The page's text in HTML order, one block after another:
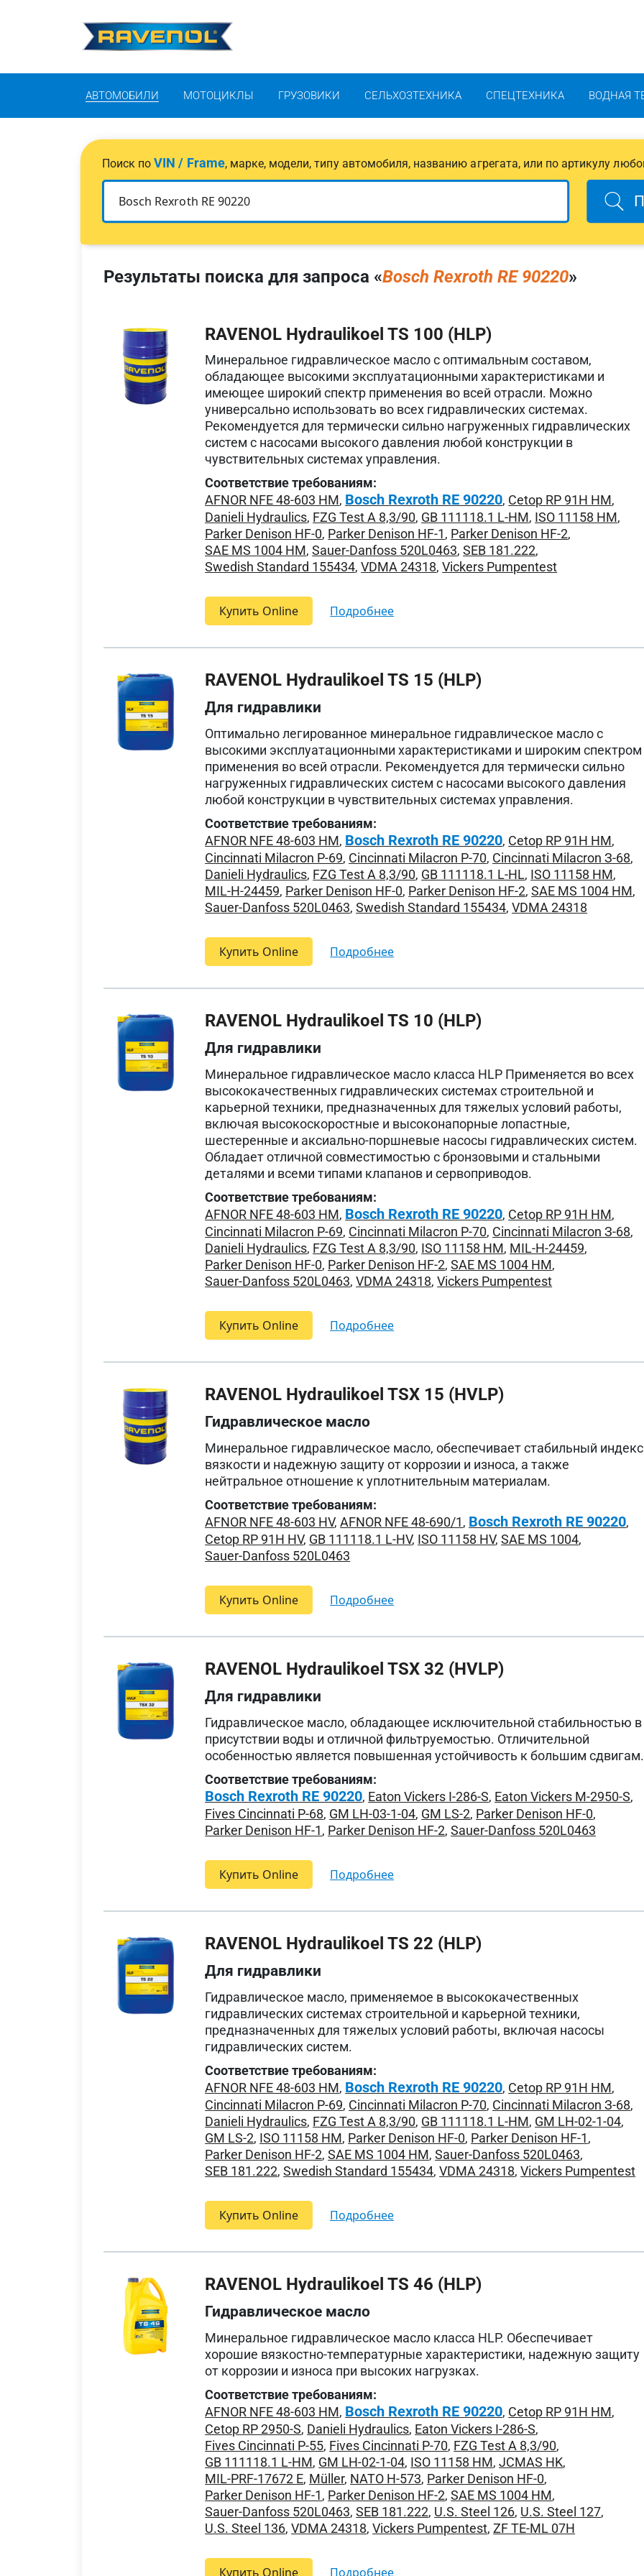
АВТОМОБИЛИ МОТОЦИКЛЫ ГРУЗОВИКИ СЕЛЬХОЗТЕХНИКА СПЕЦТЕХНИКА ВОДНАЯ
Поиск поVIN / Frame, марке, модели, типу автомобиля, названию агрегата, или по артикулу
Результаты поиска для запроса «Bosch Rexroth RE 90220»
RAVENOL Hydraulikoel TS 100 (HLP)
Минеральное гидравлическое масло с оптимальным составом,
обладающее высокими эксплуатационными характеристиками и
имеющее широкий спектр применения во всей отрасли. Можно
универсально использовать во всех гидравлических системах.
Рекомендуется для термически сильно нагруженных гидравлических
систем с насосами высокого давления любой конструкции в
чувствительных системах управления.
Соответствие требованиям:
AFNOR NFE 48-603 HM, Bosch Rexroth RE 90220, Cetop RP 91H HM,
Danieli Hydraulics, FZG Test A 8,3/90, GB 111118.1 L-HM, ISO 11158 HM,
Parker Denison HF-0, Parker Denison HF-1, Parker Denison HF-2,
SAE MS 1004 HM,Sauer-Danfoss 520L0463,SEB 181.222,
Swedish Standard 155434,VDMA 24318,Vickers Pumpentest
Купить Online подробнее
RAVENOL Hydraulikoel TS 15 (HLP)
Для гидравлики
Оптимально легированное минеральное гидравлическое масло с
высокими эксплуатационными характеристиками и широким спектром
применения во всей отрасли. Рекомендуется для термически сильно
нагруженных гидравлических систем с насосами высокого давления
любой конструкции в чувствительных системах управления.
Соответствие требованиям:
AFNOR NFE 48-603 HM, Bosch Rexroth RE 90220, Cetop RP 91H HM,
Cincinnati Milacron P-69, Cincinnati Milacron P-70, Cincinnati Milacron З-68,
Danieli Hydraulics, FZG Test A 8,3/90, GB 111118.1 L-HL, ISO 11158 HM,
MIL-H-24459, Parker Denison HF-0, Parker Denison HF-2,SAE MS 1004 HM,
Sauer-Danfoss 520L0463,Swedish Standard 155434,VDMA 24318
Купить Online подробнее
RAVENOL Hydraulikoel TS 10 (HLP)
Для гидравлики
Минеральное гидравлическое масло класса HLP Применяется во всех
высококачественных гидравлических системах строительной и
карьерной техники, предназначенных для тяжелых условий работы,
включая высокоскоростные и высоконапорные лопастные,
шестеренные и аксиально-поршневые насосы гидравлических систем.
Обладает отличной совместимостью с бронзовыми и стальными
деталями и всеми типами клапанов и сервоприводов.
Соответствие требованиям:
AFNOR NFE 48-603 HM, Bosch Rexroth RE 90220, Cetop RP 91H HM,
Cincinnati Milacron P-69, Cincinnati Milacron P-70, Cincinnati Milacron З-68,
Danieli Hydraulics, FZG Test A 8,3/90, ISO 11158 HM, MIL-H-24459,
Parker Denison HF-0, Parker Denison HF-2,SAE MS 1004 HM,
Sauer-Danfoss 520L0463,VDMA 24318,Vickers Pumpentest
Купить Online подробнее
RAVENOL Hydraulikoel TSX 15 (HVLP)
Гидравлическое масло
Минеральное гидравлическое масло, обеспечивает стабильный индекс
вязкости и надежную защиту от коррозии и износа, а также
нейтральное отношение к уплотнительным материалам.
Соответствие требованиям:
AFNOR NFE 48-603 HV,AFNOR NFE 48-690/1, Bosch Rexroth RE 90220,
Cetop RP 91H HV, GB 111118.1 L-HV, ISO 11158 HV,SAE MS 1004,
Sauer-Danfoss 520L0463
Купить Online подробнее
RAVENOL Hydraulikoel TSX 32 (HVLP)
Для гидравлики
Гидравлическое масло, обладающее исключительной стабильностью в
присутствии воды и отличной фильтруемостью. Отличительной
особенностью является повышенная устойчивость к большим сдвигам.
Соответствие требованиям:
Bosch Rexroth RE 90220, Eaton Vickers I-286-S, Eaton Vickers M-2950-S,
Fives Cincinnati P-68, GM LH-03-1-04, GM LS-2, Parker Denison HF-0,
Parker Denison HF-1, Parker Denison HF-2,Sauer-Danfoss 520L0463
Купить Online подробнее
RAVENOL Hydraulikoel TS 22 (HLP)
Для гидравлики
Гидравлическое масло, применяемое в высококачественных
гидравлических системах строительной и карьерной техники,
предназначенных для тяжелых условий работы, включая насосы
гидравлических систем.
Соответствие требованиям:
AFNOR NFE 48-603 HM, Bosch Rexroth RE 90220, Cetop RP 91H HM,
Cincinnati Milacron P-69, Cincinnati Milacron P-70, Cincinnati Milacron З-68,
Danieli Hydraulics, FZG Test A 8,3/90, GB 111118.1 L-HM, GM LH-02-1-04,
GM LS-2, ISO 11158 HM, Parker Denison HF-0, Parker Denison HF-1,
Parker Denison HF-2,SAE MS 1004 HM,Sauer-Danfoss 520L0463,
SEB 181.222,Swedish Standard 155434,VDMA 24318,Vickers Pumpentest
Купить Online подробнее
RAVENOL Hydraulikoel TS 46 (HLP)
Гидравлическое масло
Минеральное гидравлическое масло класса HLP. Обеспечивает
хорошие вязкостно-температурные характеристики, надежную защиту
от коррозии и износа при высоких нагрузках.
Соответствие требованиям:
AFNOR NFE 48-603 HM, Bosch Rexroth RE 90220, Cetop RP 91H HM,
Cetop RP 2950-S, Danieli Hydraulics, Eaton Vickers I-286-S,
Fives Cincinnati P-55, Fives Cincinnati P-70, FZG Test A 8,3/90,
GB 111118.1 L-HM, GM LH-02-1-04, ISO 11158 HM,JCMAS HK,
MIL-PRF-17672 E, Müller, NATO H-573, Parker Denison HF-0,
Parker Denison HF-1, Parker Denison HF-2,SAE MS 1004 HM,
Sauer-Danfoss 520L0463,SEB 181.222, U.S. Steel 126, U.S. Steel 127,
U.S. Steel 136,VDMA 24318,Vickers Pumpentest,ZF TE-ML 07H
Купить Online подробнее